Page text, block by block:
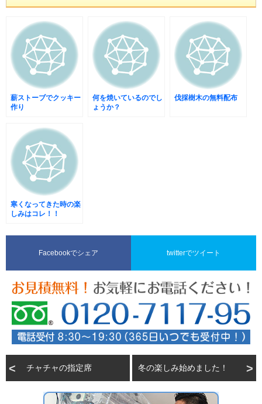
薪ストーブでクッキー
作り
何を焼いているのでし
ょうか？
伐採樹木の無料配布
寒くなってきた時の楽
しみはコレ！！
Facebookでシェア twitterでツイート
チャチャの指定席 冬の楽しみ始めました！